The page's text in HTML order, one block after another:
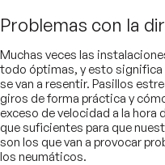
Problemas con la
Muchas veces las
todo óptimas, y esto significa
se van a resentir. Pasillos
giros de forma práctica y
exceso de velocidad a la hora
que suficientes para que
son los que van a provocar
los neumáticos.